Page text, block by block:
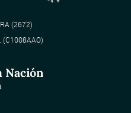
(2672)
(C1008AAO)